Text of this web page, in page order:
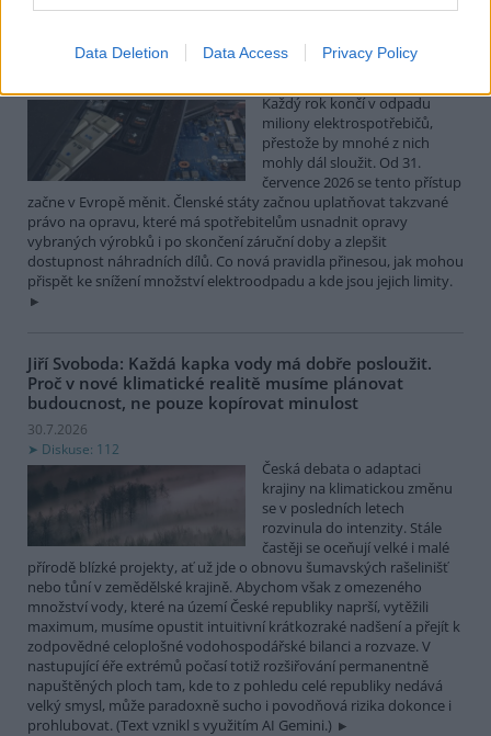
Data Deletion Data Access Privacy Policy
31.7.2026
Každý rok končí v odpadu
miliony elektrospotřebičů,
přestože by mnohé z nich
mohly dál sloužit. Od 31.
července 2026 se tento přístup
začne v Evropě měnit. Členské státy začnou uplatňovat takzvané
právo na opravu, které má spotřebitelům usnadnit opravy
vybraných výrobků i po skončení záruční doby a zlepšit
dostupnost náhradních dílů. Co nová pravidla přinesou, jak mohou
přispět ke snížení množství elektroodpadu a kde jsou jejich limity.
Jiří Svoboda: Každá kapka vody má dobře posloužit.
Proč v nové klimatické realitě musíme plánovat
budoucnost, ne pouze kopírovat minulost
30.7.2026
Diskuse: 112
Česká debata o adaptaci
krajiny na klimatickou změnu
se v posledních letech
rozvinula do intenzity. Stále
častěji se oceňují velké i malé
přírodě blízké projekty, ať už jde o obnovu šumavských rašelinišť
nebo tůní v zemědělské krajině. Abychom však z omezeného
množství vody, které na území České republiky naprší, vytěžili
maximum, musíme opustit intuitivní krátkozraké nadšení a přejít k
zodpovědné celoplošné vodohospodářské bilanci a rozvaze. V
nastupující éře extrémů počasí totiž rozšiřování permanentně
napuštěných ploch tam, kde to z pohledu celé republiky nedává
velký smysl, může paradoxně sucho i povodňová rizika dokonce i
prohlubovat. (Text vznikl s využitím AI Gemini.)